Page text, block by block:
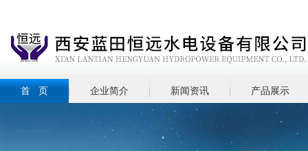
首 页 企业简介 新闻资讯 产品展示